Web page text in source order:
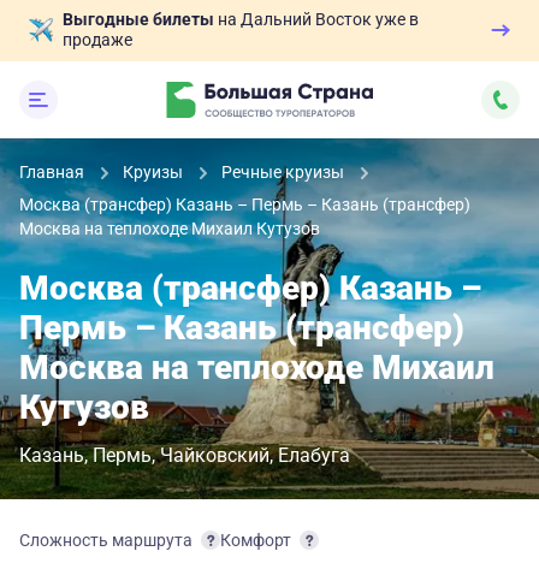
Выгодные билеты на Дальний Восток уже в
продаже
Главная Круизы
Речные круизы
Москва (трансфер) Казань – Пермь – Казань (трансфер)
Москва на теплоходе Михаил Кутузов
Москва (трансфер) Казань –
Пермь – Казань (трансфер)
Москва на теплоходе Михаил
Кутузов
Казань Пермь Чайковский Елабуга
Сложность маршрута Комфорт